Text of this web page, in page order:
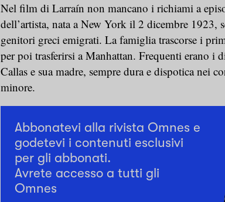
Nel film di Larraín non mancano i richiami a
dell’artista, nata a New York il 2 dicembre 1923,
genitori greci emigrati. La famiglia trascorse i
per poi trasferirsi a Manhattan. Frequenti erano i
Callas e sua madre, sempre dura e dispotica nei
minore.
Abbonatevi alla rivista Omnes e
godetevi i contenuti esclusivi
per gli abbonati.
Avrete accesso a tutti gli
Omnes